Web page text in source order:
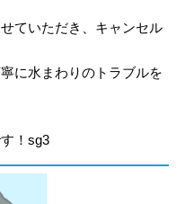
ていただき、キャンセル
に水まわりのトラブルを
！sg3